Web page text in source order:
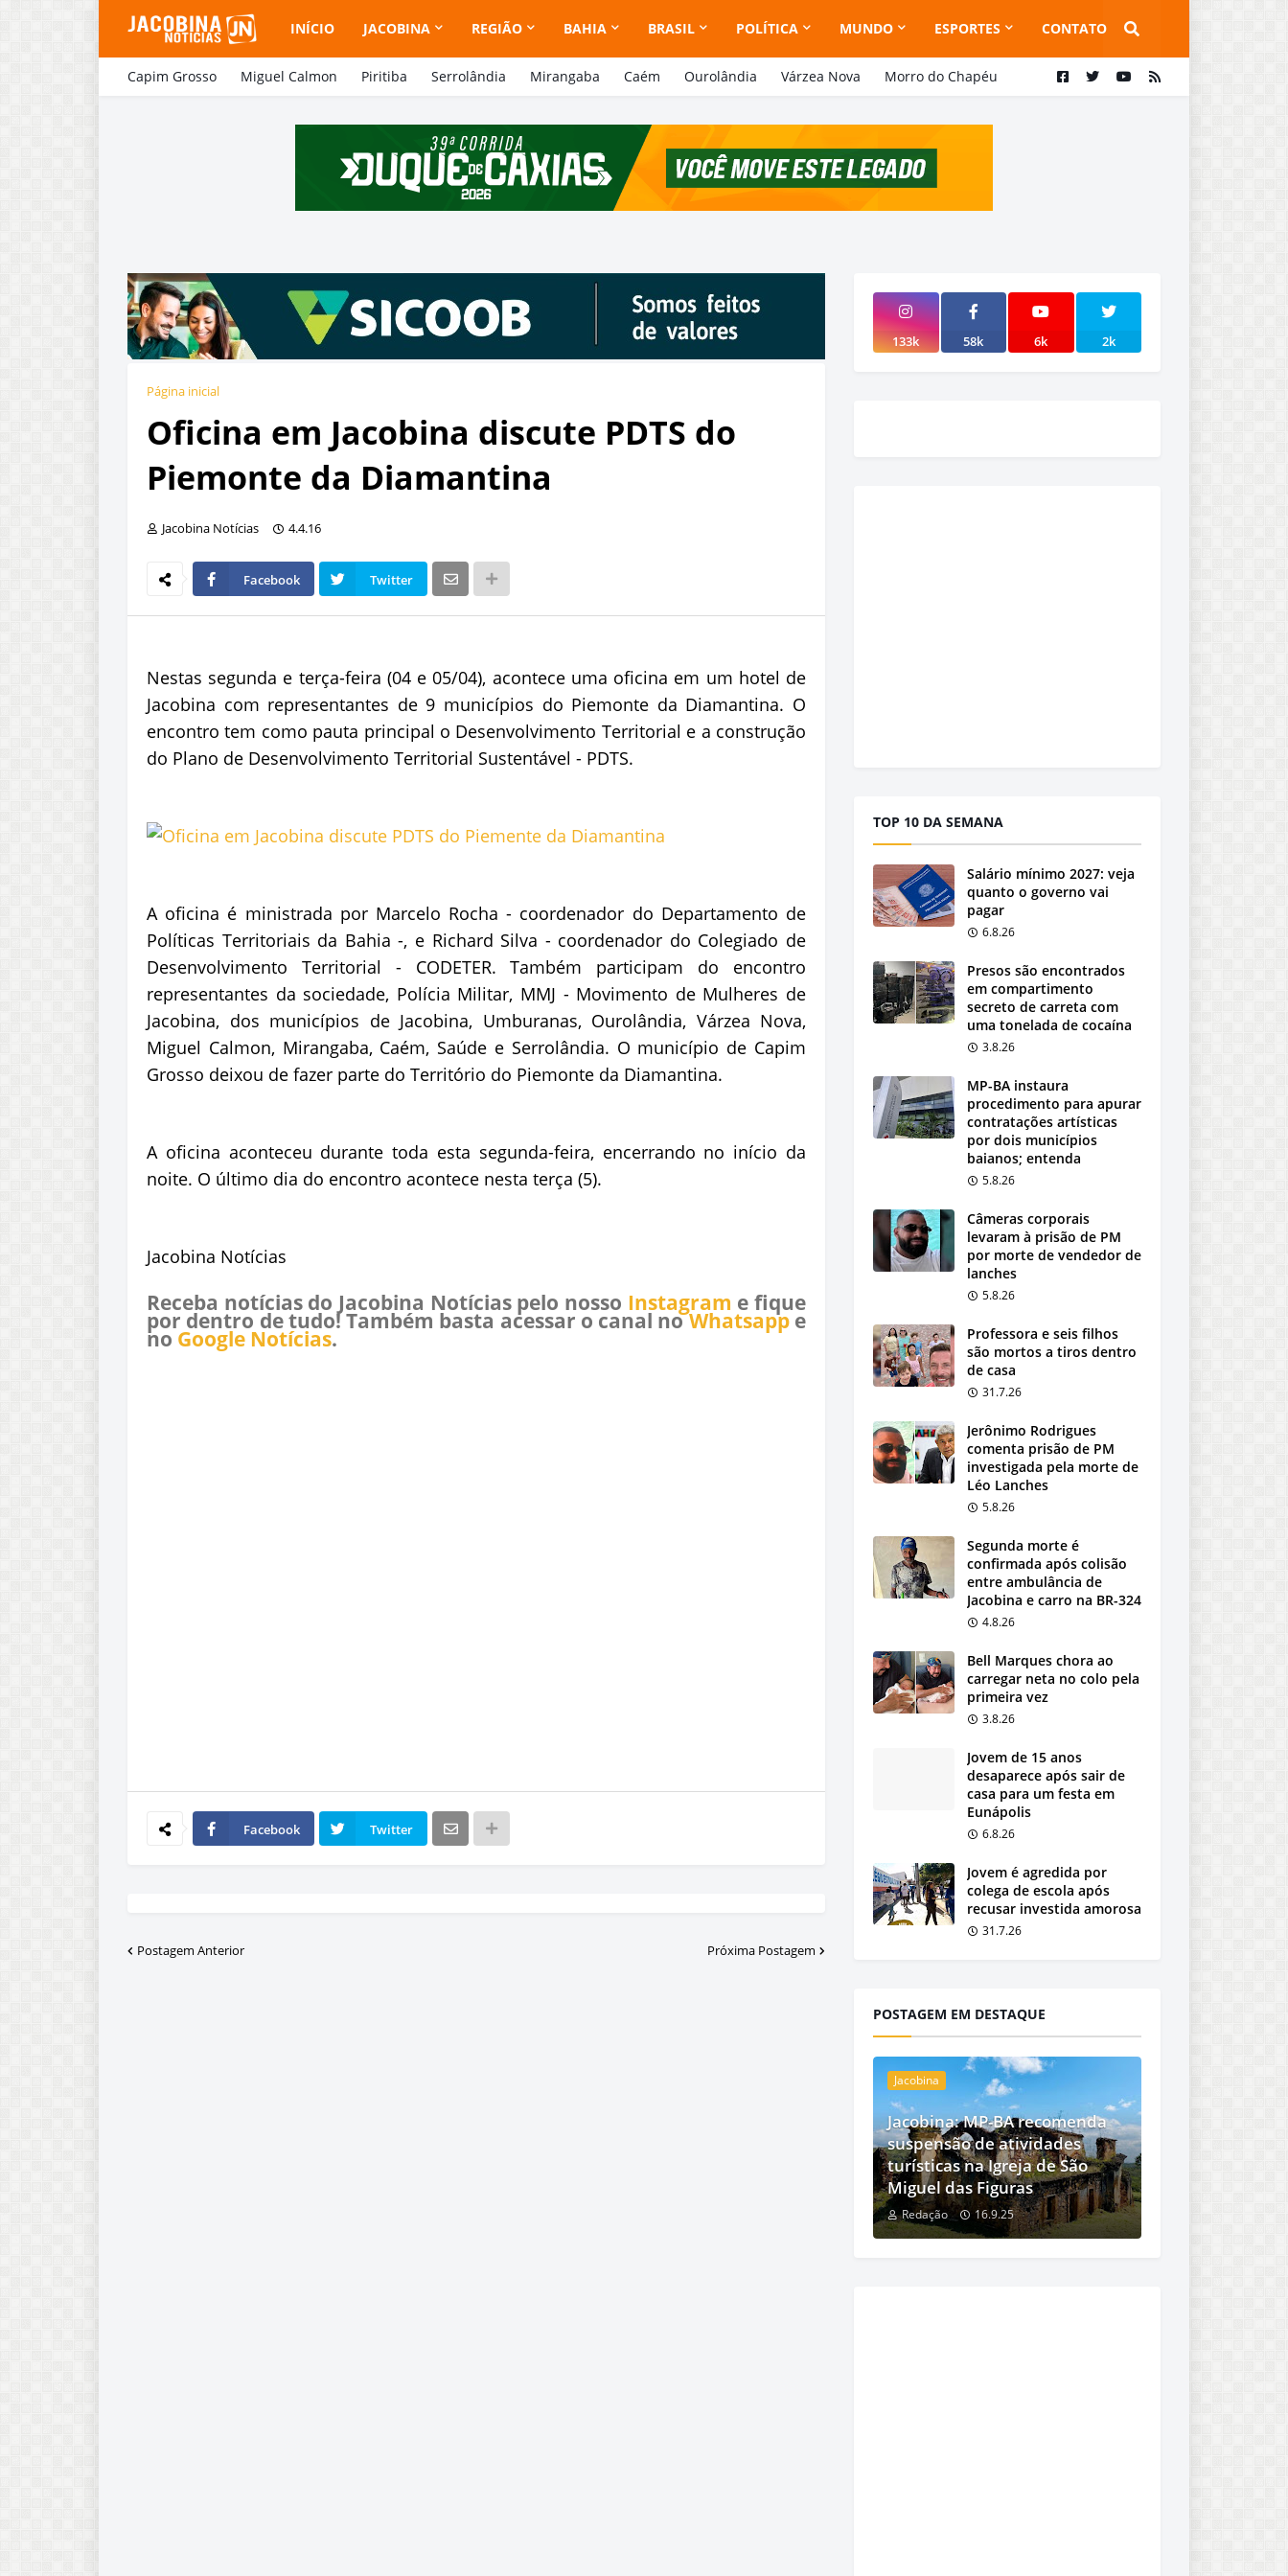
INÍCIO JACOBINA REGIÃO BAHIA BRASIL POLÍTICA MUNDO ESPORTES CONTATO
Capim Grosso Miguel Calmon Piritiba Serrolândia Mirangaba Caém Ourolândia Várzea Nova Morro do Chapéu
Página inicial
Oficina em Jacobina discute PDTS do
Piemonte da Diamantina
Jacobina Notícias 4.4.16
Facebook Twitter
Nestas segunda e terça-feira (04 e 05/04), acontece uma oficina em um hotel de
Jacobina com representantes de 9 municípios do Piemonte da Diamantina. O
encontro tem como pauta principal o Desenvolvimento Territorial e a construção
do Plano de Desenvolvimento Territorial Sustentável - PDTS.
A oficina é ministrada por Marcelo Rocha - coordenador do Departamento de
Políticas Territoriais da Bahia -, e Richard Silva - coordenador do Colegiado de
Desenvolvimento Territorial - CODETER. Também participam do encontro
representantes da sociedade, Polícia Militar, MMJ - Movimento de Mulheres de
Jacobina, dos municípios de Jacobina, Umburanas, Ourolândia, Várzea Nova,
Miguel Calmon, Mirangaba, Caém, Saúde e Serrolândia. O município de Capim
Grosso deixou de fazer parte do Território do Piemonte da Diamantina.
A oficina aconteceu durante toda esta segunda-feira, encerrando no início da
noite. O último dia do encontro acontece nesta terça (5).
Jacobina Notícias
Receba notícias do Jacobina Notícias pelo nosso Instagram e fique
por dentro de tudo! Também basta acessar o canal noWhatsappe
no Google Notícias.
Facebook Twitter
Postagem Anterior Próxima Postagem
133k 58k 6k 2k
TOP 10 DA SEMANA
Salário mínimo 2027: veja
quanto o governo vai
pagar
6.8.26
Presos são encontrados
em compartimento
secreto de carreta com
uma tonelada de cocaína
3.8.26
MP-BA instaura
procedimento para apurar
contratações artísticas
por dois municípios
baianos; entenda
5.8.26
Câmeras corporais
levaram à prisão de PM
por morte de vendedor de
lanches
5.8.26
Professora e seis filhos
são mortos a tiros dentro
de casa
31.7.26
Jerônimo Rodrigues
comenta prisão de PM
investigada pela morte de
Léo Lanches
5.8.26
Segunda morte é
confirmada após colisão
entre ambulância de
Jacobina e carro na BR-324
4.8.26
Bell Marques chora ao
carregar neta no colo pela
primeira vez
3.8.26
Jovem de 15 anos
desaparece após sair de
casa para um festa em
Eunápolis
6.8.26
Jovem é agredida por
colega de escola após
recusar investida amorosa
31.7.26
POSTAGEM EM DESTAQUE
Jacobina
Jacobina: MP-BA recomenda
suspensão de atividades
turísticas na Igreja de São
Miguel das Figuras
Redação 16.9.25